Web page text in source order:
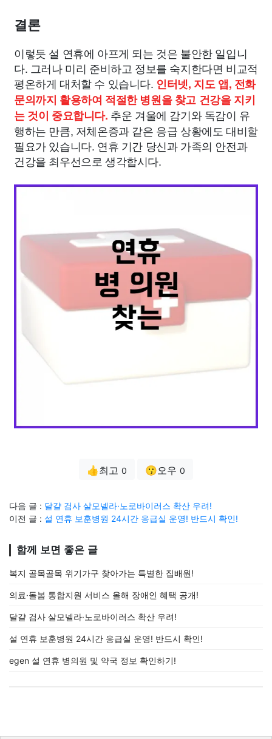
결론
이렇듯 설 연휴에 아프게 되는 것은 불안한 일입니
다. 그러나 미리 준비하고 정보를 숙지한다면 비교적
평온하게 대처할 수 있습니다. 인터넷, 지도 앱, 전화
문의까지 활용하여 적절한 병원을 찾고 건강을 지키
는 것이 중요합니다. 추운 겨울에 감기와 독감이 유
행하는 만큼, 저체온증과 같은 응급 상황에도 대비할
필요가 있습니다. 연휴 기간 당신과 가족의 안전과
건강을 최우선으로 생각합시다.
👍최고 0 😗오우 0
다음 글 : 달걀 검사 살모넬라·노로바이러스 확산 우려!
이전 글 : 설 연휴 보훈병원 24시간 응급실 운영! 반드시 확인!
함께 보면 좋은 글
복지 골목골목 위기가구 찾아가는 특별한 집배원!
의료·돌봄 통합지원 서비스 올해 장애인 혜택 공개!
달걀 검사 살모넬라·노로바이러스 확산 우려!
설 연휴 보훈병원 24시간 응급실 운영! 반드시 확인!
egen 설 연휴 병의원 및 약국 정보 확인하기!